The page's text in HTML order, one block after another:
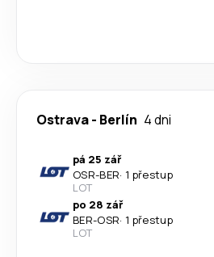
Ostrava- Berlín 4 dni
pá 25 zář
OSR-BER· 1 přestup
LOT
po 28 zář
BER-OSR· 1 přestup
LOT